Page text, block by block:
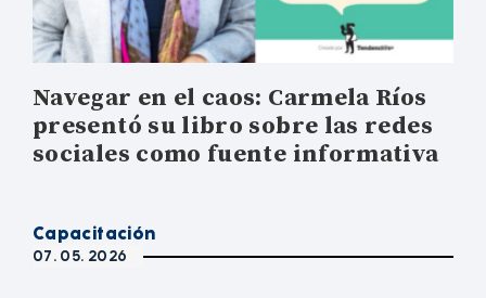
Navegar en el caos: Carmela Ríos
presentó su libro sobre las redes
sociales como fuente informativa
Capacitación
07. 05. 2026